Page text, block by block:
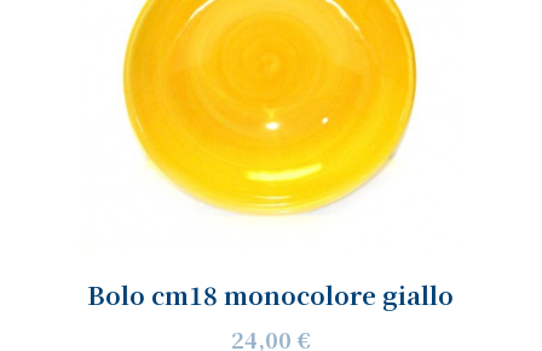
Bolo cm18 monocolore giallo
24,00 €